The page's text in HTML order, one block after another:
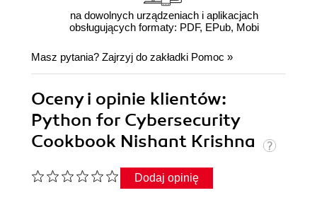
na dowolnych urządzeniach i aplikacjach
obsługujących formaty: PDF, EPub, Mobi
Masz pytania? Zajrzyj do zakładki Pomoc »
Oceny i opinie klientów:
Python for Cybersecurity
Cookbook Nishant Krishna
Dodaj opinię